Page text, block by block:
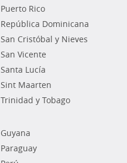
Puerto Rico
República Dominicana
San Cristóbal y Nieves
San Vicente
Santa Lucía
Sint Maarten
Trinidad y Tobago
Guyana
Paraguay